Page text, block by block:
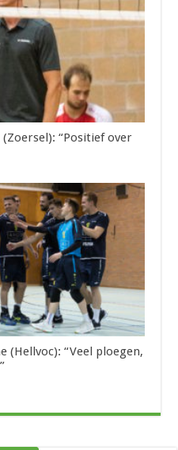
“Positief over
(Hellvoc): “Veel ploegen,